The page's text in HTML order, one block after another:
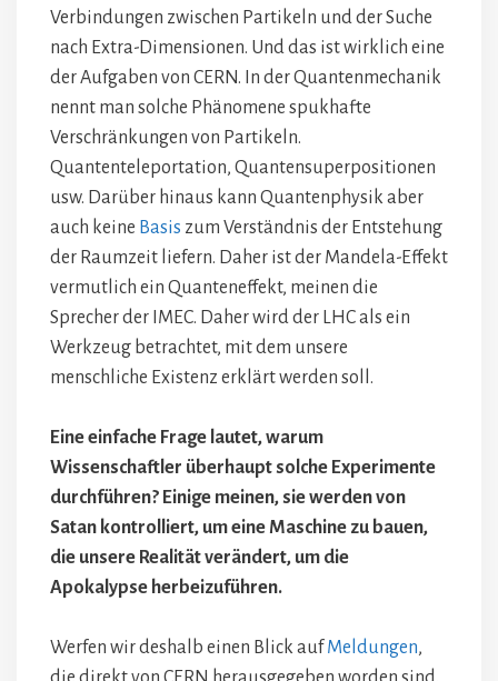
Verbindungen zwischen Partikeln und der Suche
nach Extra-Dimensionen. Und das ist wirklich eine
der Aufgaben von CERN. In der Quantenmechanik
nennt man solche Phänomene spukhafte
Verschränkungen von Partikeln.
Quantenteleportation, Quantensuperpositionen
usw. Darüber hinaus kann Quantenphysik aber
auch keine Basis zum Verständnis der Entstehung
der Raumzeit liefern. Daher ist der Mandela-Effekt
vermutlich ein Quanteneffekt, meinen die
Sprecher der IMEC. Daher wird der LHC als ein
Werkzeug betrachtet, mit dem unsere
menschliche Existenz erklärt werden soll.
Eine einfache Frage lautet, warum
Wissenschaftler überhaupt solche Experimente
durchführen? Einige meinen, sie werden von
Satan kontrolliert, um eine Maschine zu bauen,
die unsere Realität verändert, um die
Apokalypse herbeizuführen.
Werfen wir deshalb einen Blick aufMeldungen,